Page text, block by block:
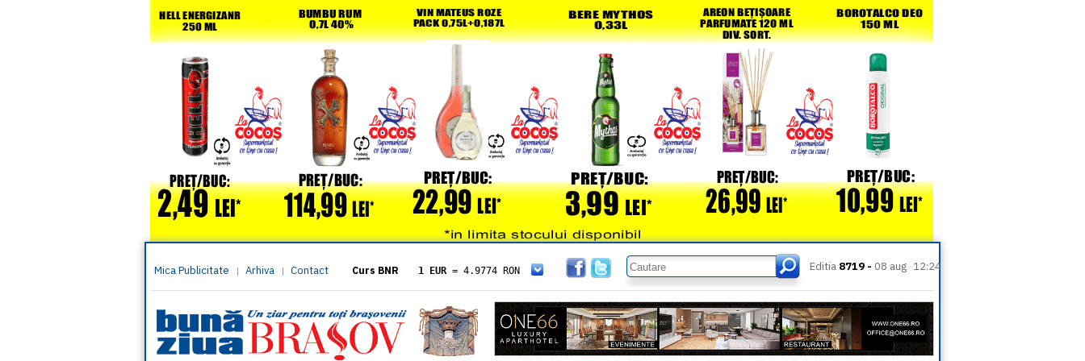
Mica Publicitate | Arhiva | Contact Curs BNR 1 EUR = 4.9774 RON
= 5.8304 RON
1 XAU= 464.4611 RON
1 AED= 1.1933 RON
1 AUD= 2.7957 RON
1 BGN= 2.5449 RON
Editia 8719 - 08 aug 12:24